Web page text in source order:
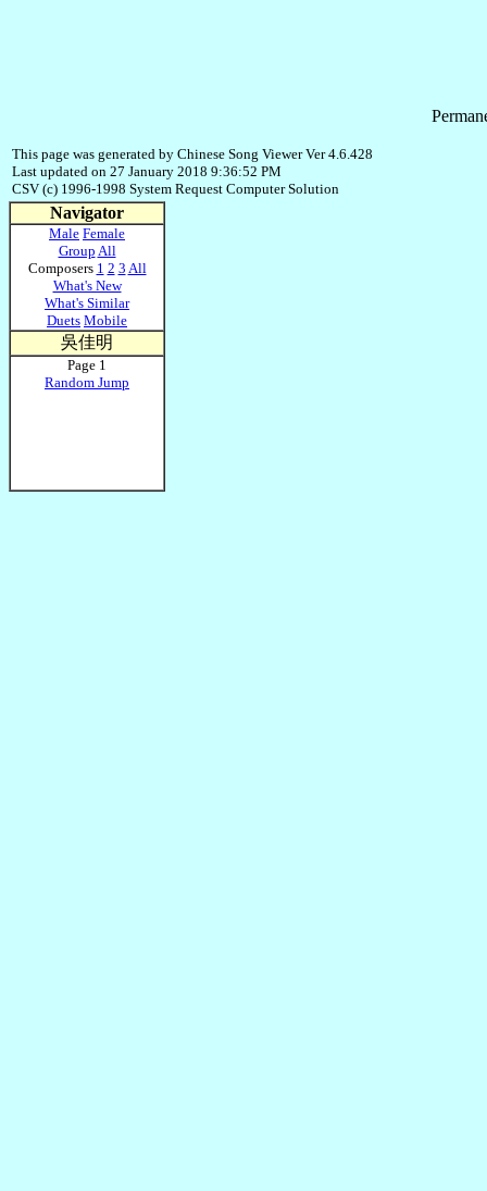
This page was generated by Chinese Song Viewer Ver 4.6.428
Last updated on 27 January 2018 9:36:52 PM
CSV (c) 1996-1998 System Request Computer Solution
Navigator
Male Female
Group All
Composers 1 2 3 All
What's New
What's Similar
Duets Mobile
吳佳明
Page 1
Random Jump